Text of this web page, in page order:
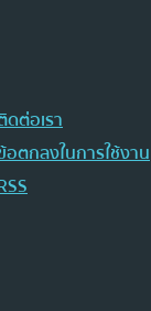
ดต่อเรา
อตกลงในการใช้งาน